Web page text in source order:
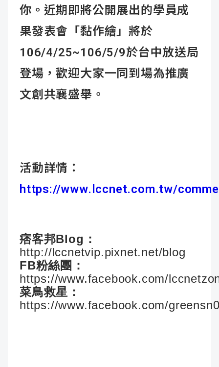
你。近期即將公開展出的學員成
果發表會「黏作繪」將於
106/4/25~106/5/9於台中放送局
登場，歡迎大家一同到場為推廣
文創共襄盛舉。
活動詳情：
https://www.lccnet.com.tw/
痞客邦Blog：
http://lccnetvip.pixnet.net/blog
FB粉絲團：
https://www.facebook.com/
菜鳥救星：
https://www.facebook.com/